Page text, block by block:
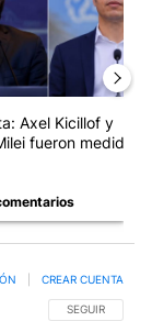
Axel Kicillof y
fueron medidos
SIGA ESTA
SEGUIR
CREAR CUENTA